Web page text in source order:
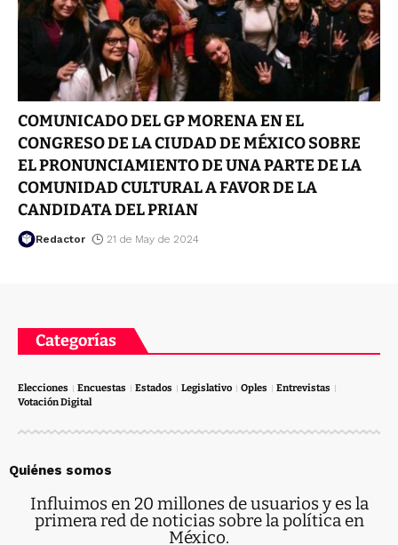
COMUNICADO DEL GP MORENA EN EL
CONGRESO DE LA CIUDAD DE MÉXICO SOBRE
EL PRONUNCIAMIENTO DE UNA PARTE DE LA
COMUNIDAD CULTURAL A FAVOR DE LA
CANDIDATA DEL PRIAN
Redactor 21 de May de 2024
Categorías
Elecciones Encuestas Estados Legislativo Oples
Entrevistas
Votación Digital
Quiénes somos
Influimos en 20 millones de usuarios y es la
primera red de noticias sobre la política en
México.